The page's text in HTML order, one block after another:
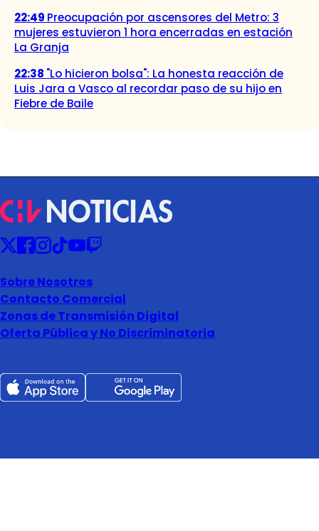
22:49 Preocupación por ascensores del Metro: 3
mujeres estuvieron 1 hora encerradas en estación
La Granja
22:38 "Lo hicieron bolsa": La honesta reacción de
Luis Jara a Vasco al recordar paso de su hijo en
Fiebre de Baile
Sobre Nosotros
Contacto Comercial
Zonas de Transmisión Digital
Oferta Pública y No Discriminatoria